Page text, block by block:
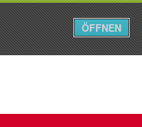
Menü
ÖFFNEN